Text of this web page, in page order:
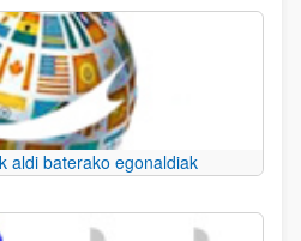
aldi baterako egonaldiak